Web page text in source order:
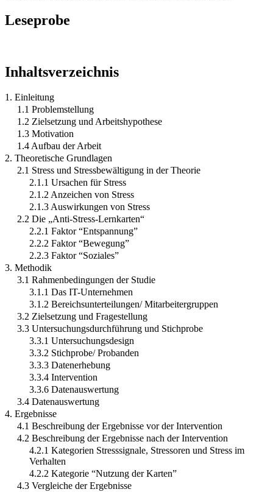
Leseprobe
Inhaltsverzeichnis
1. Einleitung
1.1 Problemstellung
1.2 Zielsetzung und Arbeitshypothese
1.3 Motivation
1.4 Aufbau der Arbeit
2. Theoretische Grundlagen
2.1 Stress und Stressbewältigung in der Theorie
2.1.1 Ursachen für Stress
2.1.2 Anzeichen von Stress
2.1.3 Auswirkungen von Stress
2.2 Die „Anti-Stress-Lernkarten“
2.2.1 Faktor “Entspannung”
2.2.2 Faktor “Bewegung”
2.2.3 Faktor “Soziales”
3. Methodik
3.1 Rahmenbedingungen der Studie
3.1.1 Das IT-Unternehmen
3.1.2 Bereichsunterteilungen/ Mitarbeitergruppen
3.2 Zielsetzung und Fragestellung
3.3 Untersuchungsdurchführung und Stichprobe
3.3.1 Untersuchungsdesign
3.3.2 Stichprobe/ Probanden
3.3.3 Datenerhebung
3.3.4 Intervention
3.3.6 Datenauswertung
3.4 Datenauswertung
4. Ergebnisse
4.1 Beschreibung der Ergebnisse vor der Intervention
4.2 Beschreibung der Ergebnisse nach der Intervention
4.2.1 Kategorien Stresssignale, Stressoren und Stress im
Verhalten
4.2.2 Kategorie “Nutzung der Karten”
4.3 Vergleiche der Ergebnisse